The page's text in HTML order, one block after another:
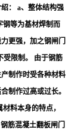
： a、整体结构强
钢等为基材焊制而
更强，加之钢闸门
受限制。 由于钢筋
制作时受各种材料
制作过高或过长。
料本身的特点，
筋混凝土翻板闸门